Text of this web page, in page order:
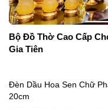
Bộ Đồ Thờ Cao Cấp
Gia Tiên
Đèn Dầu Hoa Sen Chữ
20cm